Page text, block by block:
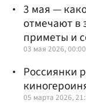
3 мая —
отмечают в
приметы и
03 мая 2026, 00:00
Россиянки
05 марта 2026,